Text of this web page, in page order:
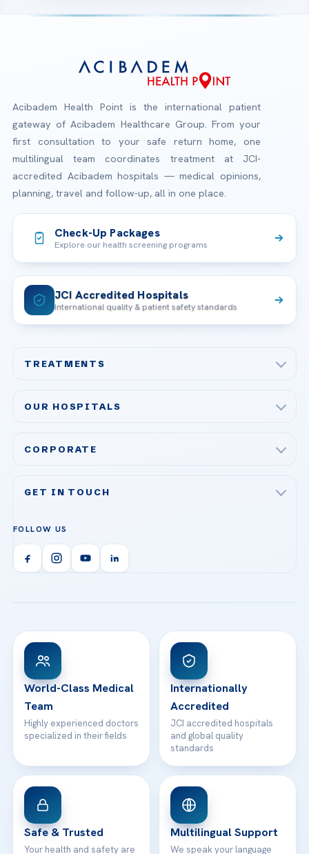
Acibadem Health Point is the international patient
gateway of Acibadem Healthcare Group. From your
first consultation to your safe return home, one
multilingual team coordinates treatment at JCI-
accredited Acibadem hospitals — medical opinions,
planning, travel and follow-up, all in one place.
Check-Up Packages
Explore our health screening programs
JCI Accredited Hospitals
International quality & patient safety standards
TREATMENTS
Bariatric & Metabolic Surgery
Organ Transplantation
Orthopedics & Traumatology
OUR HOSPITALS
Acibadem Ataşehir Hospital
Acibadem Kent Hospital (Izmir)
Acibadem Kartal Hospital
View All Hospitals
CORPORATE
Technologies
Health Library
Patient Rights
Contact
GET IN TOUCH
Call us
info@acibademhealthpoint.com
Email us
WhatsApp Support
FOLLOW US
World-Class Medical
Team
Highly experienced doctors
specialized in their fields
Internationally
Accredited
JCI accredited hospitals
and global quality
standards
Safe & Trusted
Your health and safety are
Multilingual Support
We speak your language